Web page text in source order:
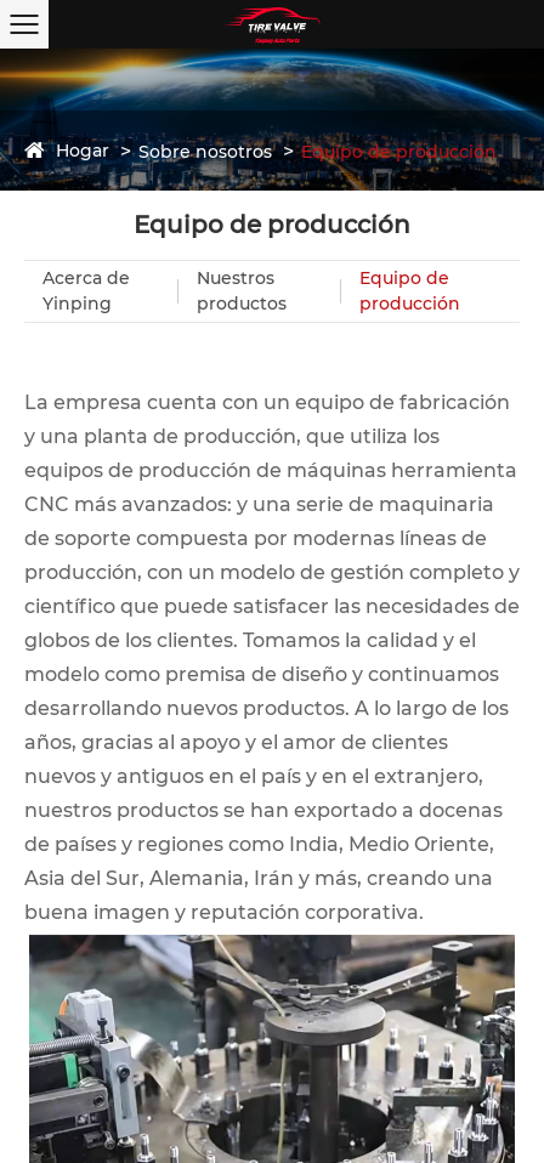
Hogar Sobre nosotros Equipo de producción
Equipo de producción
Acerca de
Yinping
Nuestros
productos
Equipo de
producción
La empresa cuenta con un equipo de fabricación
y una planta de producción, que utiliza los
equipos de producción de máquinas herramienta
CNC más avanzados: y una serie de maquinaria
de soporte compuesta por modernas líneas de
producción, con un modelo de gestión completo y
científico que puede satisfacer las necesidades de
globos de los clientes. Tomamos la calidad y el
modelo como premisa de diseño y continuamos
desarrollando nuevos productos. A lo largo de los
años, gracias al apoyo y el amor de clientes
nuevos y antiguos en el país y en el extranjero,
nuestros productos se han exportado a docenas
de países y regiones como India, Medio Oriente,
Asia del Sur, Alemania, Irán y más, creando una
buena imagen y reputación corporativa.